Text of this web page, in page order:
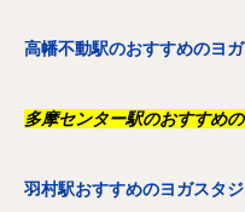
高幡不動駅のおすすめのヨ
多摩センター駅のおすすめ
羽村駅おすすめのヨガスタ